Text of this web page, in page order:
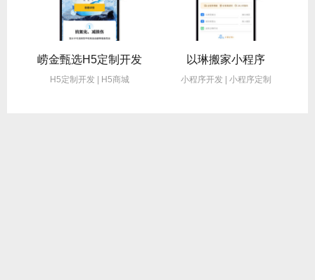
崂金甄选H5定制开发
H5定制开发 | H5商城
以琳搬家小程序
小程序开发 | 小程序定制